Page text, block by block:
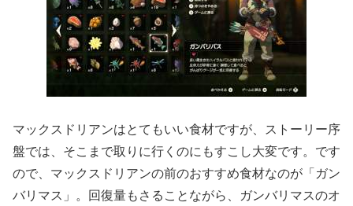
マックスドリアンはとてもいい食材ですが、ストーリー序
盤では、そこまで取りに行くのにもすこし大変です。です
ので、マックスドリアンの前のおすすめ食材なのが「ガン
バリマス」。回復量もさることながら、ガンバリマスのオ